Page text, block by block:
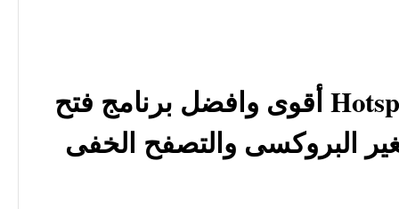
تحميل Hotspot Shield 2.52 أقوى وافضل برنامج فتح
البروكسى والتصفح الخفى